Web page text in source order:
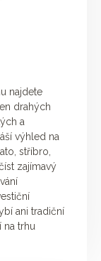
najdete
drahých
a
výhled na
stříbro,
zajímavý
ani tradiční
na trhu